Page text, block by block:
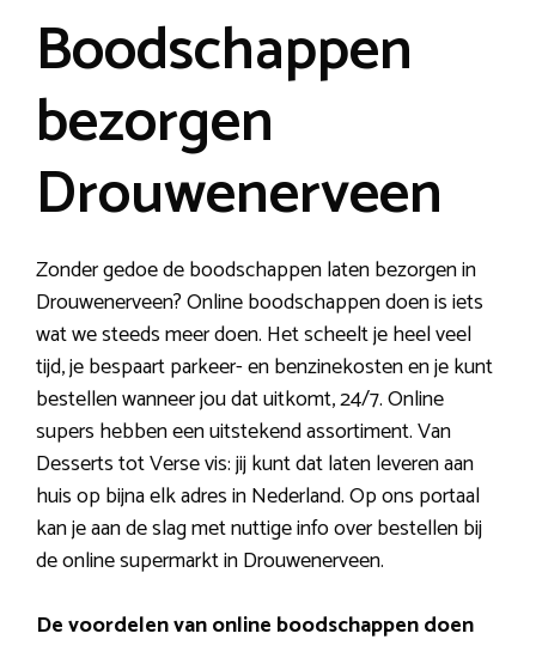
Boodschappen
bezorgen
Drouwenerveen
Zonder gedoe de boodschappen laten bezorgen in
Drouwenerveen? Online boodschappen doen is iets
wat we steeds meer doen. Het scheelt je heel veel
tijd, je bespaart parkeer- en benzinekosten en je kunt
bestellen wanneer jou dat uitkomt, 24/7. Online
supers hebben een uitstekend assortiment. Van
Desserts tot Verse vis: jij kunt dat laten leveren aan
huis op bijna elk adres in Nederland. Op ons portaal
kan je aan de slag met nuttige info over bestellen bij
de online supermarkt in Drouwenerveen.
De voordelen van online boodschappen doen